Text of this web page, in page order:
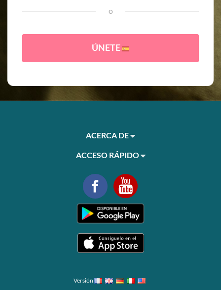
o
ÚNETE
ACERCA DE
ACCESO RÁPIDO
Versión